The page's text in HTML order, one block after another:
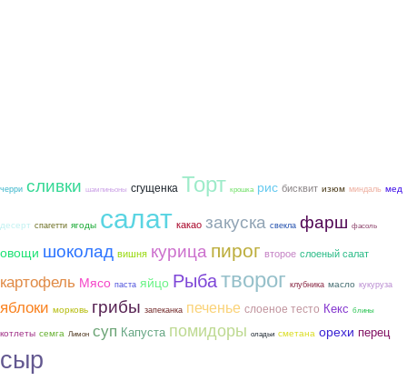
черри сливки шампиньоны сгущенка Торт крошка рис бисквит изюм миндаль мед
десерт спагетти ягоды салат какао закуска свекла фарш фасоль
овощи шоколад вишня курицапирог второе слоеный салат
картофель Мясо паста яйцо Рыбатворог клубника масло кукуруза
яблоки морковь грибы запеканка печенье слоеное тесто Кекс блины
котлеты семга Лимон суп Капуста помидоры оладьи сметана орехи перец
сыр